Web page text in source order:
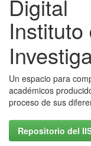
Digital
Instituto
Un espacio para
académicos
proceso de sus
Repositorio del